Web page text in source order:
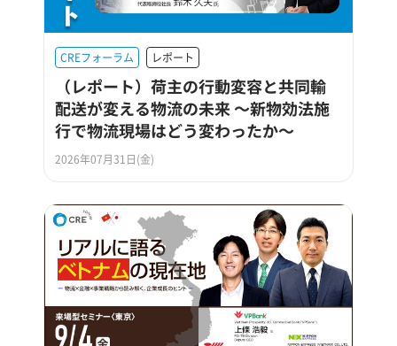
CREフォーラム レポート
（レポート）荷主の行動変容と共同輸
配送が変える物流の未来 ～新物効法施
行で物流現場はどう変わったか～
2026年07月31日(金)